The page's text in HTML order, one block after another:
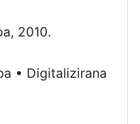
2010.
• Digitalizirana